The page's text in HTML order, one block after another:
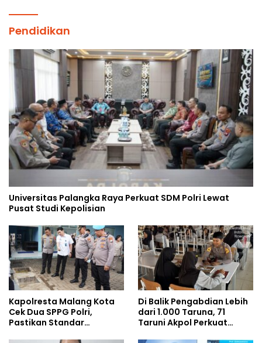
Pendidikan
Universitas Palangka Raya Perkuat SDM Polri Lewat
Pusat Studi Kepolisian
Kapolresta Malang Kota
Cek Dua SPPG Polri,
Pastikan Standar
Di Balik Pengabdian Lebih
dari 1.000 Taruna, 71
Taruni Akpol Perkuat